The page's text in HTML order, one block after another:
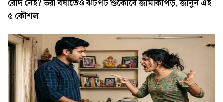
রোদ নেই? ভরা বর্ষাতেও ঝটপট শুকোবে জামাকাপড়, জানুন এই
৫ কৌশল